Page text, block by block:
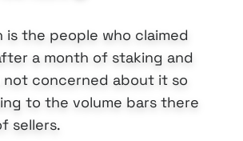
is the people who claimed
a month of staking and
not concerned about it so
to the volume bars there
sellers.